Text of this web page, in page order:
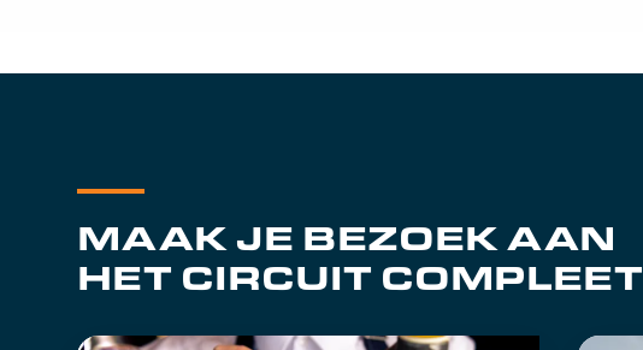
MAAK JE BEZOEK AAN
HET CIRCUIT COMPLEET